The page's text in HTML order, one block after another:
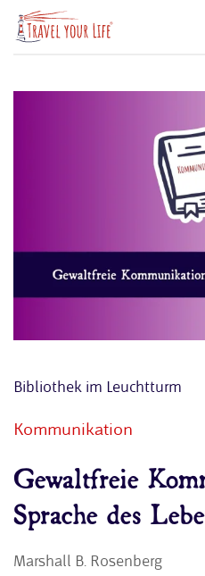
Bibliothek im Leuchtturm
Kommunikation
Gewaltfreie
Sprache des
Marshall B. Rosenberg